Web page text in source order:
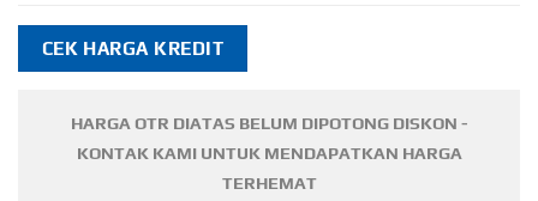
CEK HARGA KREDIT
HARGA OTR DIATAS BELUM DIPOTONG DISKON -
KONTAK KAMI UNTUK MENDAPATKAN HARGA
TERHEMAT